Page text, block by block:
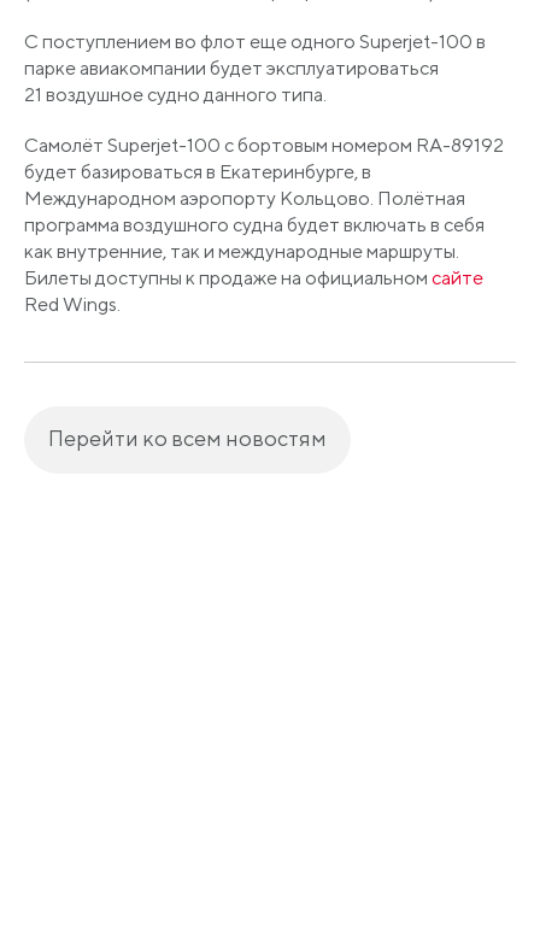
С поступлением во флот еще одного Superjet-100 в
парке авиакомпании будет эксплуатироваться
21 воздушное судно данного типа.
Самолёт Superjet-100 с бортовым номером RA-89192
будет базироваться в Екатеринбурге, в
Международном аэропорту Кольцово. Полётная
программа воздушного судна будет включать в себя
как внутренние, так и международные маршруты.
Билеты доступны к продаже на официальном сайте
Red Wings.
Перейти ко всем новостям